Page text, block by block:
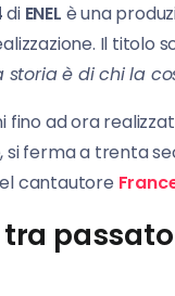
di ENEL è una
Il titolo
storia è di chi la
fino ad ora
si ferma a trenta
cantautore